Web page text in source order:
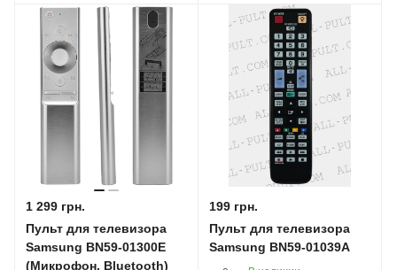
1 299 грн.
Пульт для телевизора
Samsung BN59-01300E
(Микрофон, Bluetooth)
199 грн.
Пульт для телевизора
Samsung BN59-01039A